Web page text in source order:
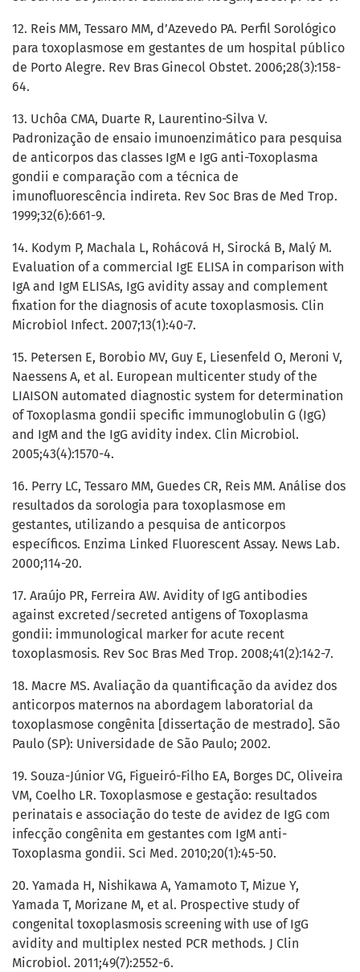
12. Reis MM, Tessaro MM, d’Azevedo PA. Perfil Sorológico
para toxoplasmose em gestantes de um hospital público
de Porto Alegre. Rev Bras Ginecol Obstet. 2006;28(3):158-
64.
13. Uchôa CMA, Duarte R, Laurentino-Silva V.
Padronização de ensaio imunoenzimático para pesquisa
de anticorpos das classes IgM e IgG anti-Toxoplasma
gondii e comparação com a técnica de
imunofluorescência indireta. Rev Soc Bras de Med Trop.
1999;32(6):661-9.
14. Kodym P, Machala L, Rohácová H, Sirocká B, Malý M.
Evaluation of a commercial IgE ELISA in comparison with
IgA and IgM ELISAs, IgG avidity assay and complement
fixation for the diagnosis of acute toxoplasmosis. Clin
Microbiol Infect. 2007;13(1):40-7.
15. Petersen E, Borobio MV, Guy E, Liesenfeld O, Meroni V,
Naessens A, et al. European multicenter study of the
LIAISON automated diagnostic system for determination
of Toxoplasma gondii specific immunoglobulin G (IgG)
and IgM and the IgG avidity index. Clin Microbiol.
2005;43(4):1570-4.
16. Perry LC, Tessaro MM, Guedes CR, Reis MM. Análise dos
resultados da sorologia para toxoplasmose em
gestantes, utilizando a pesquisa de anticorpos
específicos. Enzima Linked Fluorescent Assay. News Lab.
2000;114-20.
17. Araújo PR, Ferreira AW. Avidity of IgG antibodies
against excreted/secreted antigens of Toxoplasma
gondii: immunological marker for acute recent
toxoplasmosis. Rev Soc Bras Med Trop. 2008;41(2):142-7.
18. Macre MS. Avaliação da quantificação da avidez dos
anticorpos maternos na abordagem laboratorial da
toxoplasmose congênita [dissertação de mestrado]. São
Paulo (SP): Universidade de São Paulo; 2002.
19. Souza-Júnior VG, Figueiró-Filho EA, Borges DC, Oliveira
VM, Coelho LR. Toxoplasmose e gestação: resultados
perinatais e associação do teste de avidez de IgG com
infecção congênita em gestantes com IgM anti-
Toxoplasma gondii. Sci Med. 2010;20(1):45-50.
20. Yamada H, Nishikawa A, Yamamoto T, Mizue Y,
Yamada T, Morizane M, et al. Prospective study of
congenital toxoplasmosis screening with use of IgG
avidity and multiplex nested PCR methods. J Clin
Microbiol. 2011;49(7):2552-6.